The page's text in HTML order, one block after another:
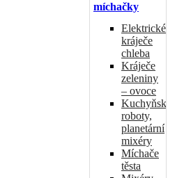
míchačky
Elektrické
kráječe
chleba
Kráječe
zeleniny
– ovoce
Kuchyňské
roboty,
planetární
mixéry
Míchače
těsta